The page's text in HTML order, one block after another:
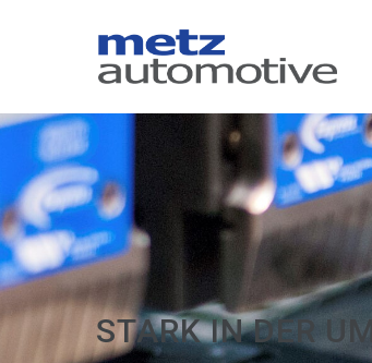
STARK IN DER